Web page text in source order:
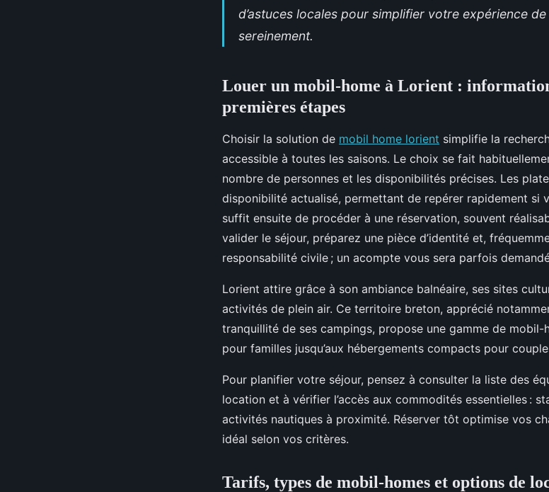
d’astuces locales pour simplifier votre expérience
sereinement.
Louer un mobil-home à Lorient :
premières étapes
Choisir la solution de mobil home lorient simplifie la
accessible à toutes les saisons. Le choix se fait
nombre de personnes et les disponibilités précises. Les
disponibilité actualisé, permettant de repérer rapidement si
suffit ensuite de procéder à une réservation, souvent
valider le séjour, préparez une pièce d’identité et,
responsabilité civile ; un acompte vous sera parfois
Lorient attire grâce à son ambiance balnéaire, ses sites
activités de plein air. Ce territoire breton, apprécié
tranquillité de ses campings, propose une gamme de mobil-
pour familles jusqu’aux hébergements compacts pour
Pour planifier votre séjour, pensez à consulter la liste des
location et à vérifier l’accès aux commodités essentielles :
activités nautiques à proximité. Réserver tôt optimise vos
idéal selon vos critères.
Tarifs, types de mobil-homes et options de